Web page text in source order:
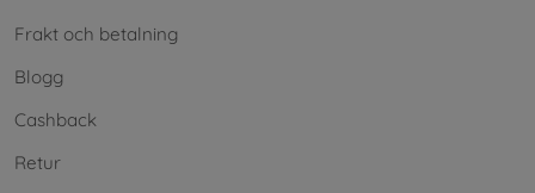
Frakt och betalning
Blogg
Cashback
Retur